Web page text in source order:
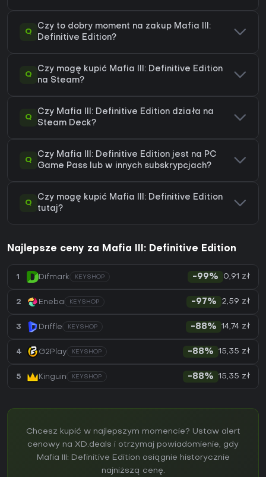
Q
Czy to dobry moment na zakup Mafia III:
Definitive Edition?
Q
Czy mogę kupić Mafia III: Definitive Edition
na Steam?
Q
Czy Mafia III: Definitive Edition działa na
Steam Deck?
Q
Czy Mafia III: Definitive Edition jest na PC
Game Pass lub w innych subskrypcjach?
Q
Czy mogę kupić Mafia III: Definitive Edition
tutaj?
Najlepsze ceny za Mafia III: Definitive Edition
1 Difmark KEYSHOP -99% 0,91 zł
2 Eneba KEYSHOP -97% 2,59 zł
3 Driffle KEYSHOP -88% 14,74 zł
4 G2Play KEYSHOP -88% 15,35 zł
5 Kinguin KEYSHOP -88% 15,35 zł
Chcesz kupić w najlepszym momencie? Ustaw alert
cenowy na XD.deals i otrzymaj powiadomienie, gdy
Mafia III: Definitive Edition osiągnie historycznie
najniższą cenę.